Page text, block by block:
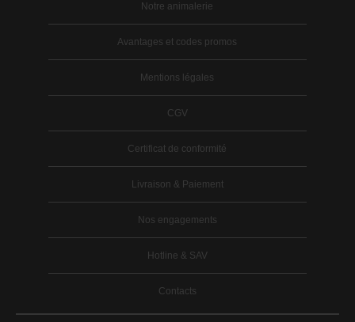
Notre animalerie
Avantages et codes promos
Mentions légales
CGV
Certificat de conformité
Livraison & Paiement
Nos engagements
Hotline & SAV
Contacts